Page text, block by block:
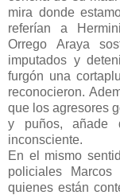
mira donde
referían a
Orrego Araya
imputados y
furgón una
reconocieron.
que los agresores
y puños, añade
inconsciente.
En el mismo
policiales
quienes están